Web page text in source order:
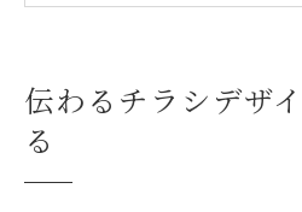
チラシ 効果的なデザ
伝わるチラシデザ
る